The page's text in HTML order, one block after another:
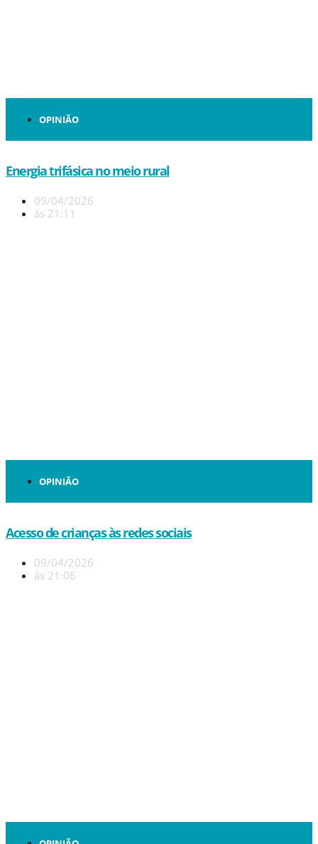
OPINIÃO
Energia trifásica no meio rural
09/04/2026
às 21:11
OPINIÃO
Acesso de crianças às redes sociais
09/04/2026
às 21:06